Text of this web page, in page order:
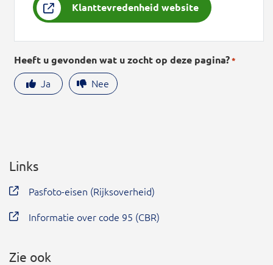
Klanttevredenheid website
Heeft u gevonden wat u zocht op deze pagina?*
Ja Nee
Links
Pasfoto-eisen (Rijksoverheid)
Informatie over code 95 (CBR)
Zie ook